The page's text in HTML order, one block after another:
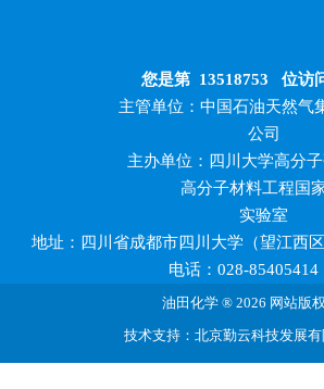
您是第 13518753 位访
主管单位：中国石油天然气
公司
主办单位：四川大学高分
高分子材料工程国家
实验室
地址：四川省成都市四川大学（望江西
电话：028-85405414
油田化学 ® 2026 网站版权
技术支持：北京勤云科技发展有